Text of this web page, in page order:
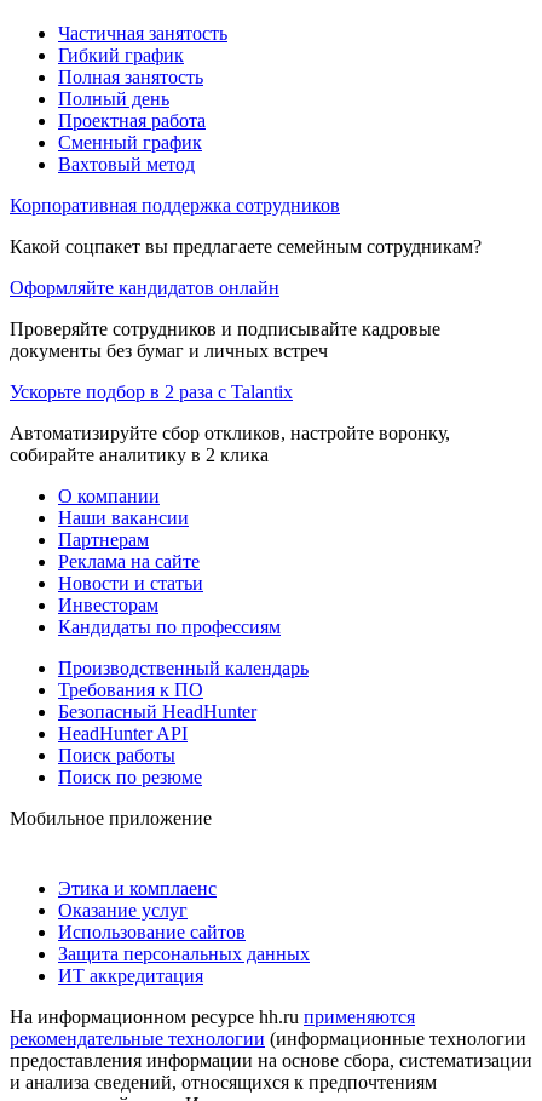
Частичная занятость
Гибкий график
Полная занятость
Полный день
Проектная работа
Сменный график
Вахтовый метод
Корпоративная поддержка сотрудников
Какой соцпакет вы предлагаете семейным сотрудникам?
Оформляйте кандидатов онлайн
Проверяйте сотрудников и подписывайте кадровые
документы без бумаг и личных встреч
Ускорьте подбор в 2 раза с Talantix
Автоматизируйте сбор откликов, настройте воронку,
собирайте аналитику в 2 клика
О компании
Наши вакансии
Партнерам
Реклама на сайте
Новости и статьи
Инвесторам
Кандидаты по профессиям
Производственный календарь
Требования к ПО
Безопасный HeadHunter
HeadHunter API
Поиск работы
Поиск по резюме
Мобильное приложение
Этика и комплаенс
Оказание услуг
Использование сайтов
Защита персональных данных
ИТ аккредитация
На информационном ресурсе hh.ru применяются
рекомендательные технологии (информационные технологии
предоставления информации на основе сбора, систематизации
и анализа сведений, относящихся к предпочтениям